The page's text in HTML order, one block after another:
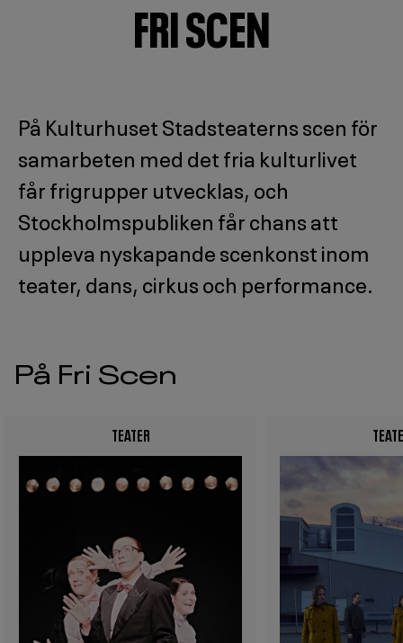
FRI SCEN
På Kulturhuset Stadsteaterns scen för
samarbeten med det fria kulturlivet
får frigrupper utvecklas, och
Stockholmspubliken får chans att
uppleva nyskapande scenkonst inom
teater, dans, cirkus och performance.
På Fri Scen
TEATER
Image Image